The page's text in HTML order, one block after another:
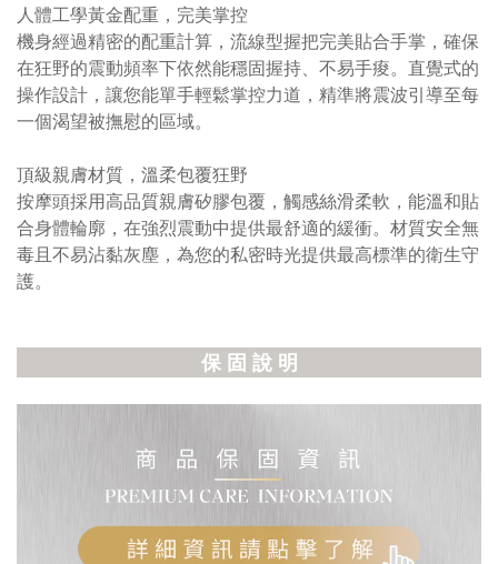
人體工學黃金配重，完美掌控
機身經過精密的配重計算，流線型握把完美貼合手掌，確保
在狂野的震動頻率下依然能穩固握持、不易手痠。直覺式的
操作設計，讓您能單手輕鬆掌控力道，精準將震波引導至每
一個渴望被撫慰的區域。
頂級親膚材質，溫柔包覆狂野
按摩頭採用高品質親膚矽膠包覆，觸感絲滑柔軟，能溫和貼
合身體輪廓，在強烈震動中提供最舒適的緩衝。材質安全無
毒且不易沾黏灰塵，為您的私密時光提供最高標準的衛生守
護。
保 固 說 明